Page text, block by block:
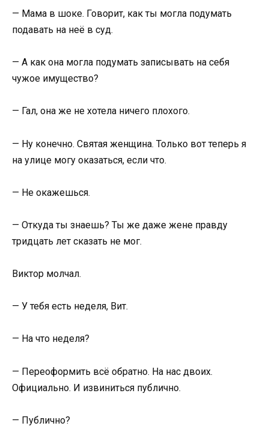
— Мама в шоке. Говорит, как ты могла подумать
подавать на неё в суд.
— А как она могла подумать записывать на себя
чужое имущество?
— Гал, она же не хотела ничего плохого.
— Ну конечно. Святая женщина. Только вот теперь я
на улице могу оказаться, если что.
— Не окажешься.
— Откуда ты знаешь? Ты же даже жене правду
тридцать лет сказать не мог.
Виктор молчал.
— У тебя есть неделя, Вит.
— На что неделя?
— Переоформить всё обратно. На нас двоих.
Официально. И извиниться публично.
— Публично?